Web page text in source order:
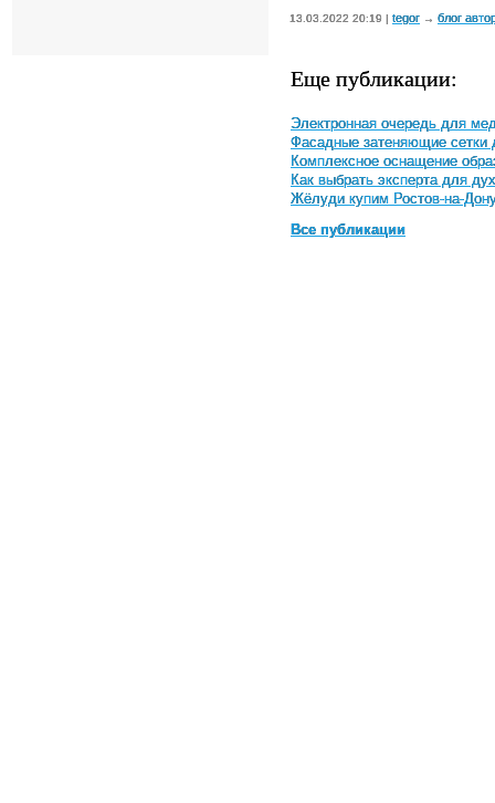
13.03.2022 20:19 | tegor → блог
Еще публикации:
Электронная очередь для
Фасадные затеняющие сетки
Комплексное оснащение
Как выбрать эксперта для
Жёлуди купим Ростов-на-
Все публикации